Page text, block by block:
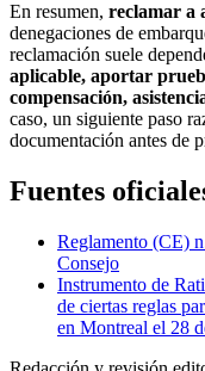
En resumen, reclamar a
denegaciones de
reclamación suele
aplicable, aportar
compensación,
caso, un siguiente paso
documentación antes de
Fuentes
Reglamento (CE)
Consejo
Instrumento de
de ciertas reglas
en Montreal el 28